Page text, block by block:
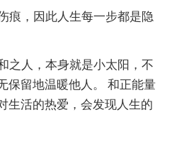
痕，因此人生每一步都是隐
之人，本身就是小太阳，不
保留地温暖他人。 和正能量
生活的热爱，会发现人生的